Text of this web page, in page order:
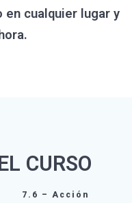
en cualquier lugar y
CURSO
7.6 – Acción